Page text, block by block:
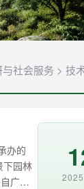
社会服务 > 技
办的
下园林
广东